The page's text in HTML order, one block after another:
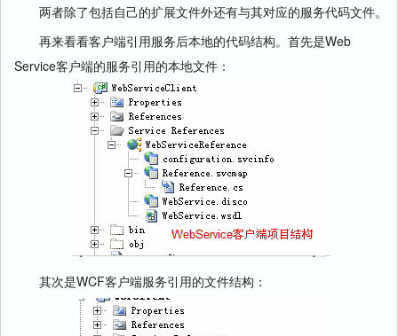
两者除了包括自己的扩展文件外还有与其对应的服务代码文件。
再来看看客户端引用服务后本地的代码结构。首先是Web
Service客户端的服务引用的本地文件：
其次是WCF客户端服务引用的文件结构：